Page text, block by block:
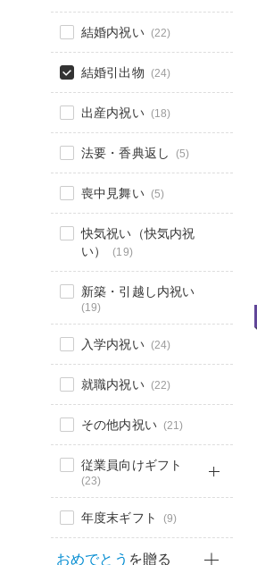
結婚内祝い (22)
結婚引出物 (24)
出産内祝い (18)
法要・香典返し (5)
喪中見舞い (5)
快気祝い（快気内祝
い）
(19)
新築・引越し内祝い
(19)
入学内祝い (24)
就職内祝い (22)
その他内祝い (21)
従業員向けギフト
(23)
年度末ギフト (9)
おめでとう を贈る